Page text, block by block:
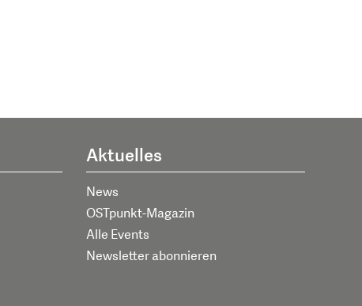
Aktuelles
News
OSTpunkt-Magazin
Alle Events
Newsletter abonnieren